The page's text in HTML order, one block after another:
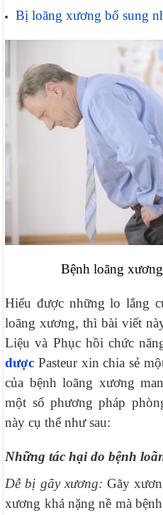
Bị loãng xương bổ sung
Bệnh loãng
Hiểu được những lo lắng
loãng xương, thì bài viết
Liệu và Phục hồi chức
dược Pasteur xin chia sẻ
của bệnh loãng xương
một số phương pháp
này cụ thể như sau:
Những tác hại do bệnh
Dễ bị gãy xương:Gãy
xương khá nặng nề mà